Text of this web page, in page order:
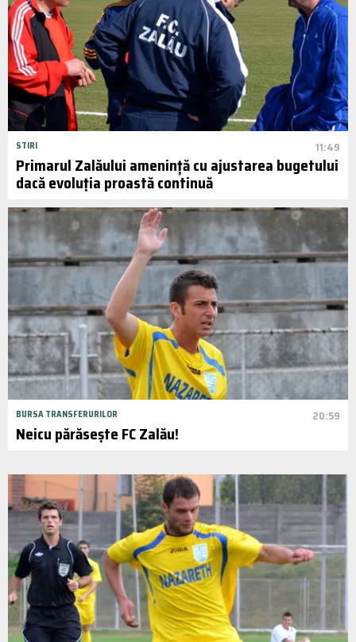
STIRI 11:49
Primarul Zalăului amenință cu ajustarea bugetului
dacă evoluția proastă continuă
BURSA TRANSFERURILOR 20:59
Neicu părăsește FC Zalău!